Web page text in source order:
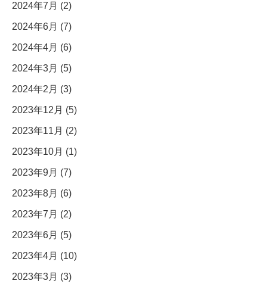
2024年7月 (2)
2024年6月 (7)
2024年4月 (6)
2024年3月 (5)
2024年2月 (3)
2023年12月 (5)
2023年11月 (2)
2023年10月 (1)
2023年9月 (7)
2023年8月 (6)
2023年7月 (2)
2023年6月 (5)
2023年4月 (10)
2023年3月 (3)